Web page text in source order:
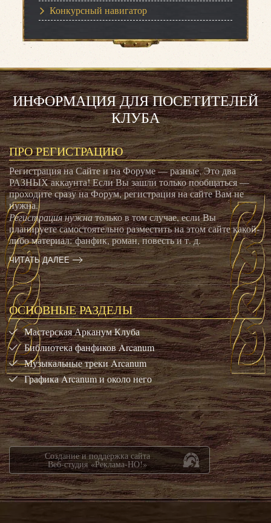
Конкурсный навигатор
ИНФОРМАЦИЯ ДЛЯ ПОСЕТИТЕЛЕЙ
КЛУБА
ПРО РЕГИСТРАЦИЮ
Регистрация на Сайте и на Форуме — разные. Это два
РАЗНЫХ аккаунта! Если Вы зашли только пообщаться —
проходите сразу на Форум, регистрация на сайте Вам не
нужна.
Регистрация нужнатолько в том случае, если Вы
планируете самостоятельно разместить на этом сайте какой-
либо материал: фанфик, роман, повесть и т. д.
ЧИТАТЬ ДАЛЕЕ
ОСНОВНЫЕ РАЗДЕЛЫ
Мастерская Арканум Клуба
Библиотека фанфиков Arcanum
Музыкальные треки Arcanum
Графика Arcanum и около него
Создание и поддержка сайта
Веб-студия «Реклама-НО!»